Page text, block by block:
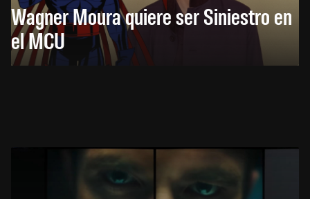
Wagner Moura quiere ser Siniestro en
el MCU